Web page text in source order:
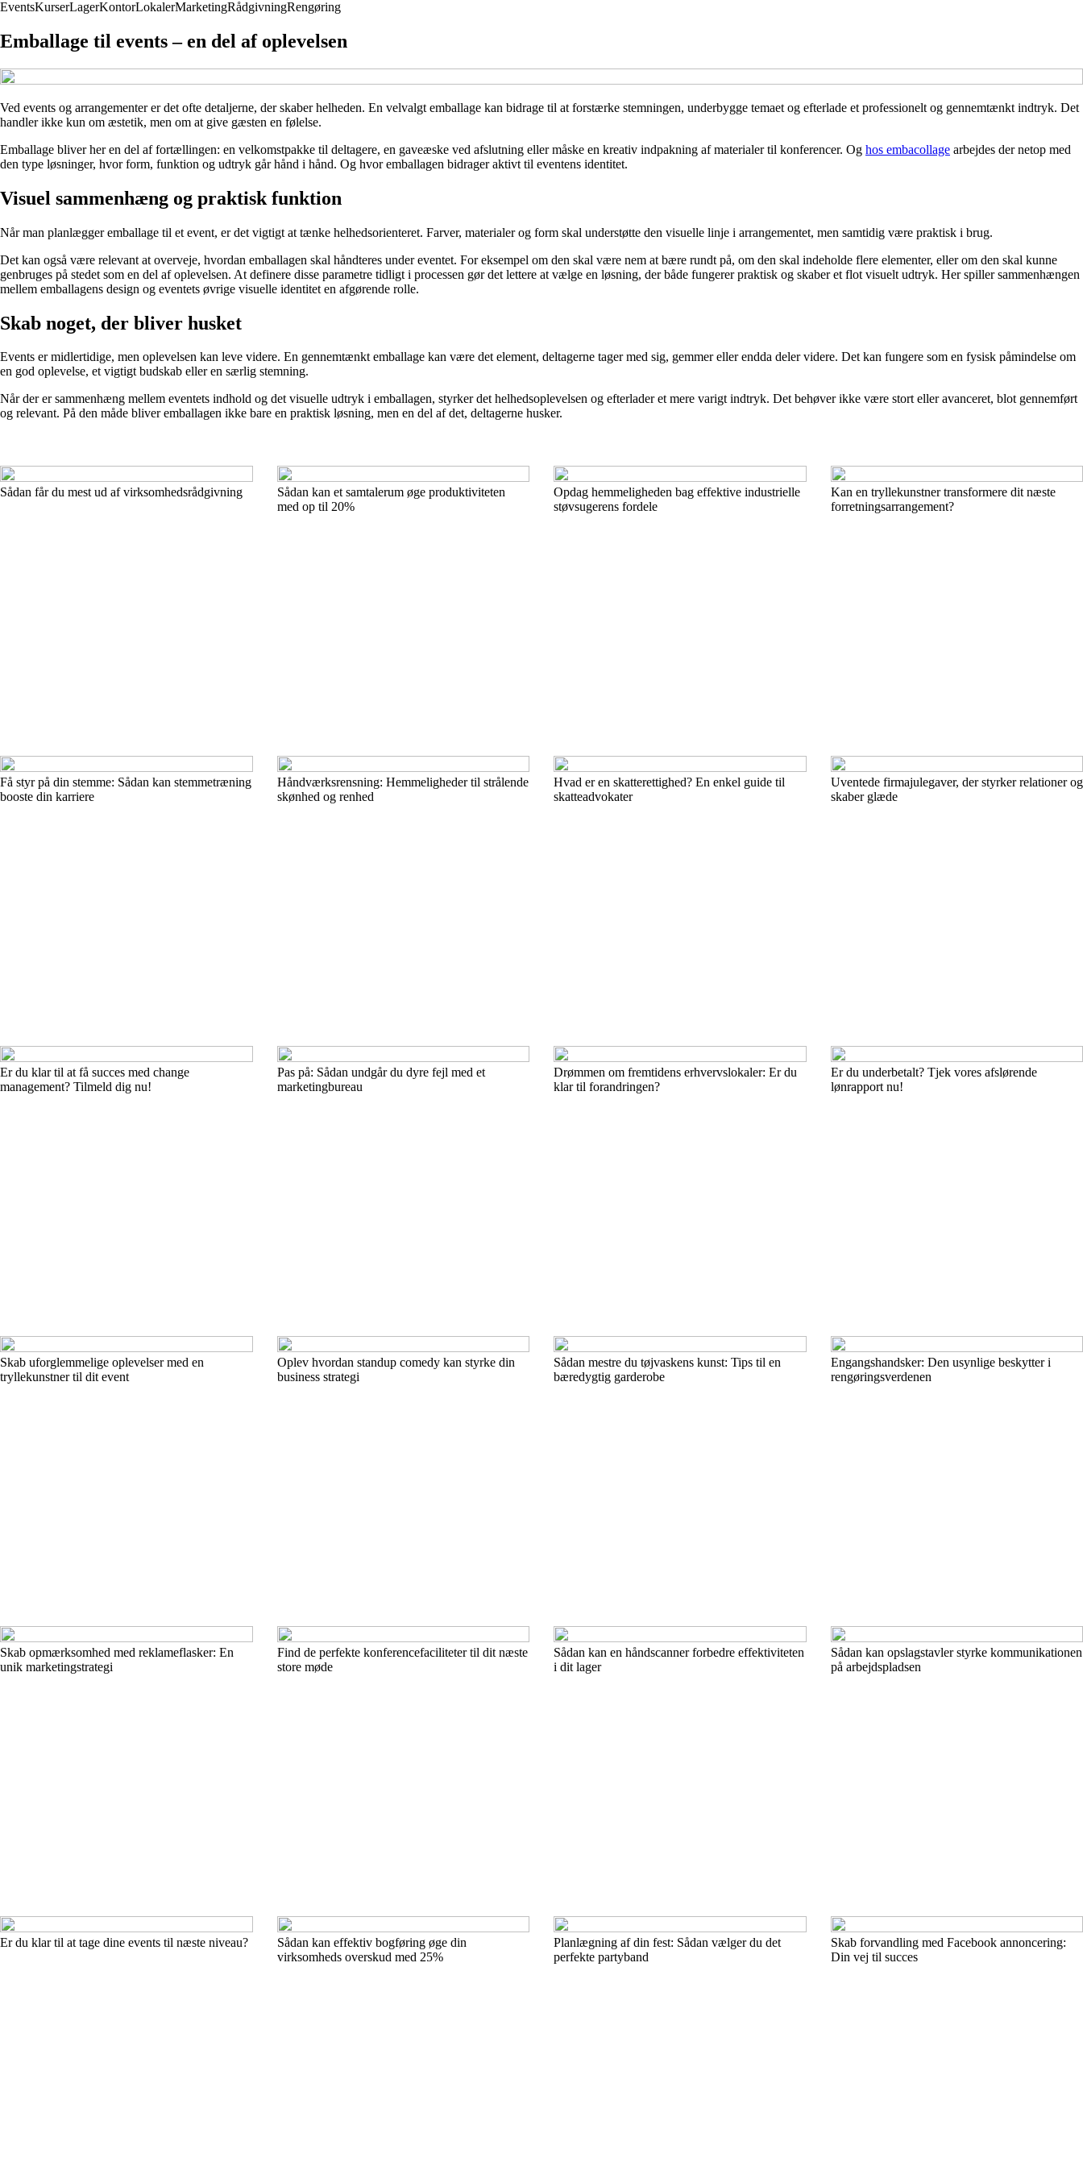
EventsKurserLagerKontorLokalerMarketingRådgivningRengøring
Emballage til events – en del af oplevelsen
Ved events og arrangementer er det ofte detaljerne, der skaber helheden. En velvalgt emballage kan bidrage til at forstærke stemningen, underbygge temaet og efterlade et professionelt og gennemtænkt indtryk. Det
handler ikke kun om æstetik, men om at give gæsten en følelse.
Emballage bliver her en del af fortællingen: en velkomstpakke til deltagere, en gaveæske ved afslutning eller måske en kreativ indpakning af materialer til konferencer. Og hos embacollage arbejdes der netop med
den type løsninger, hvor form, funktion og udtryk går hånd i hånd. Og hvor emballagen bidrager aktivt til eventens identitet.
Visuel sammenhæng og praktisk funktion
Når man planlægger emballage til et event, er det vigtigt at tænke helhedsorienteret. Farver, materialer og form skal understøtte den visuelle linje i arrangementet, men samtidig være praktisk i brug.
Det kan også være relevant at overveje, hvordan emballagen skal håndteres under eventet. For eksempel om den skal være nem at bære rundt på, om den skal indeholde flere elementer, eller om den skal kunne
genbruges på stedet som en del af oplevelsen. At definere disse parametre tidligt i processen gør det lettere at vælge en løsning, der både fungerer praktisk og skaber et flot visuelt udtryk. Her spiller sammenhængen
mellem emballagens design og eventets øvrige visuelle identitet en afgørende rolle.
Skab noget, der bliver husket
Events er midlertidige, men oplevelsen kan leve videre. En gennemtænkt emballage kan være det element, deltagerne tager med sig, gemmer eller endda deler videre. Det kan fungere som en fysisk påmindelse om
en god oplevelse, et vigtigt budskab eller en særlig stemning.
Når der er sammenhæng mellem eventets indhold og det visuelle udtryk i emballagen, styrker det helhedsoplevelsen og efterlader et mere varigt indtryk. Det behøver ikke være stort eller avanceret, blot gennemført
og relevant. På den måde bliver emballagen ikke bare en praktisk løsning, men en del af det, deltagerne husker.
Sådan får du mest ud af virksomhedsrådgivning
Sådan kan et samtalerum øge produktiviteten
med op til 20%
Opdag hemmeligheden bag effektive industrielle
støvsugerens fordele
Kan en tryllekunstner transformere dit næste
forretningsarrangement?
Få styr på din stemme: Sådan kan stemmetræning
booste din karriere
Håndværksrensning: Hemmeligheder til strålende
skønhed og renhed
Hvad er en skatterettighed? En enkel guide til
skatteadvokater
Uventede firmajulegaver, der styrker relationer og
skaber glæde
Er du klar til at få succes med change
management? Tilmeld dig nu!
Pas på: Sådan undgår du dyre fejl med et
marketingbureau
Drømmen om fremtidens erhvervslokaler: Er du
klar til forandringen?
Er du underbetalt? Tjek vores afslørende
lønrapport nu!
Skab uforglemmelige oplevelser med en
tryllekunstner til dit event
Oplev hvordan standup comedy kan styrke din
business strategi
Sådan mestre du tøjvaskens kunst: Tips til en
bæredygtig garderobe
Engangshandsker: Den usynlige beskytter i
rengøringsverdenen
Skab opmærksomhed med reklameflasker: En
unik marketingstrategi
Find de perfekte konferencefaciliteter til dit næste
store møde
Sådan kan en håndscanner forbedre effektiviteten
i dit lager
Sådan kan opslagstavler styrke kommunikationen
på arbejdspladsen
Er du klar til at tage dine events til næste niveau?
Sådan kan effektiv bogføring øge din
virksomheds overskud med 25%
Planlægning af din fest: Sådan vælger du det
perfekte partyband
Skab forvandling med Facebook annoncering:
Din vej til succes